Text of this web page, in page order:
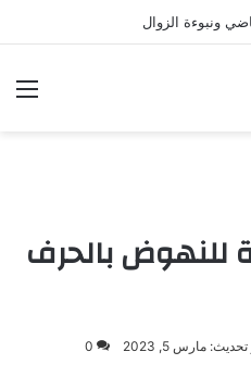
ونبوءة الزوال
للنهوض بالحرف
مارس 5, 2023 0